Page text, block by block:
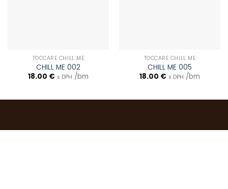
TOCCARE CHILL ME
CHILL ME 002
18.00 € s DPH /bm
TOCCARE CHILL ME
CHILL ME 005
18.00 € s DPH /bm